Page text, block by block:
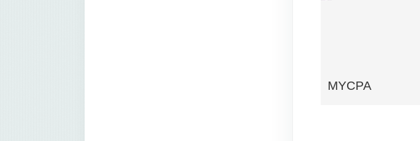
MYCPA